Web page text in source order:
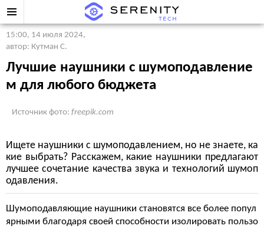
15:00, 14 июля 2024,
автор: Кутман С.
Лучшие наушники с шумоподавление
м для любого бюджета
Источник фото: freepik.com
Ищете наушники с шумоподавлением, но не знаете, ка
кие выбрать? Расскажем, какие наушники предлагают
лучшее сочетание качества звука и технологий шумоп
одавления.
Шумоподавляющие наушники становятся все более попул
ярными благодаря своей способности изолировать пользо